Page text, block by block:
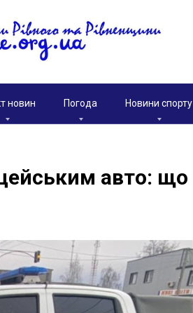
новин Погода Новини спорту
авто: що